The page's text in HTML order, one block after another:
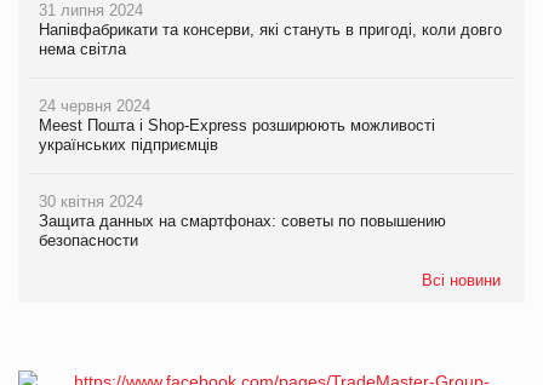
31 липня 2024
Напівфабрикати та консерви, які стануть в пригоді, коли довго
нема світла
24 червня 2024
Meest Пошта і Shop-Express розширюють можливості
українських підприємців
30 квітня 2024
Защита данных на смартфонах: советы по повышению
безопасности
Всі новини